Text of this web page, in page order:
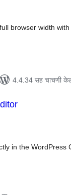
browser width
4.4.34 सह चाचणी
in the WordPress